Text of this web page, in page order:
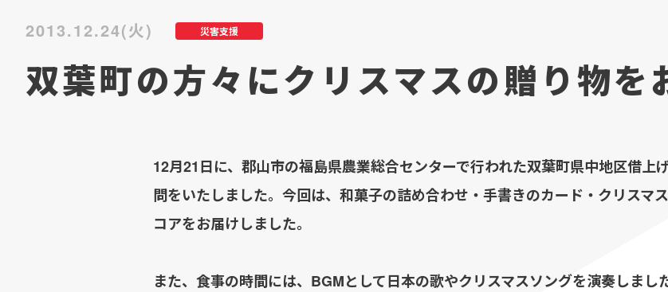
災害支援
2013.12.24(火)
双葉町の方々にクリスマスの贈り物を
12月21日に、郡山市の福島県農業総合センターで行われた双葉町県中地区借上
問をいたしました。今回は、和菓子の詰め合わせ・手書きのカード・クリスマ
コアをお届けしました。
また、食事の時間には、BGMとして日本の歌やクリスマスソングを演奏しまし